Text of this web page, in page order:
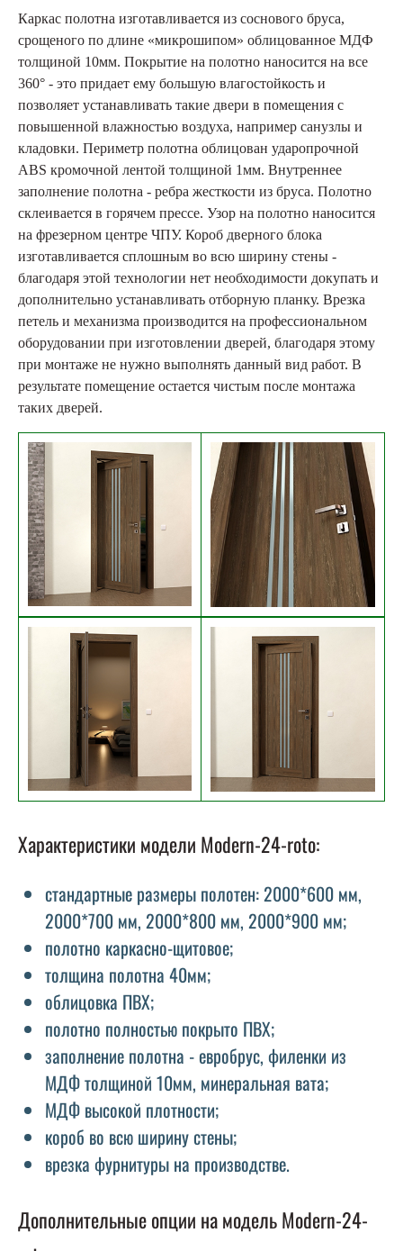
Каркас полотна изготавливается из соснового бруса,
срощеного по длине «микрошипом» облицованное МДФ
толщиной 10мм. Покрытие на полотно наносится на все
360° - это придает ему большую влагостойкость и
позволяет устанавливать такие двери в помещения с
повышенной влажностью воздуха, например санузлы и
кладовки. Периметр полотна облицован ударопрочной
ABS кромочной лентой толщиной 1мм. Внутреннее
заполнение полотна - ребра жесткости из бруса. Полотно
склеивается в горячем прессе. Узор на полотно наносится
на фрезерном центре ЧПУ. Короб дверного блока
изготавливается сплошным во всю ширину стены -
благодаря этой технологии нет необходимости докупать и
дополнительно устанавливать отборную планку. Врезка
петель и механизма производится на профессиональном
оборудовании при изготовлении дверей, благодаря этому
при монтаже не нужно выполнять данный вид работ. В
результате помещение остается чистым после монтажа
таких дверей.
Характеристики модели Modern-24-roto:
стандартные размеры полотен: 2000*600 мм,
2000*700 мм, 2000*800 мм, 2000*900 мм;
полотно каркасно-щитовое;
толщина полотна 40мм;
облицовка ПВХ;
полотно полностью покрыто ПВХ;
заполнение полотна - евробрус, филенки из
МДФ толщиной 10мм, минеральная вата;
МДФ высокой плотности;
короб во всю ширину стены;
врезка фурнитуры на производстве.
Дополнительные опции на модель Modern-24-